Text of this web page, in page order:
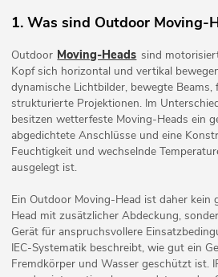
1. Was sind Outdoor Moving-
Outdoor Moving-Heads sind
Kopf sich horizontal und vertikal
dynamische Lichtbilder, bewegte Beams,
strukturierte Projektionen. Im
besitzen wetterfeste Moving-Heads ein
abgedichtete Anschlüsse und eine
Feuchtigkeit und wechselnde
ausgelegt ist.
Ein Outdoor Moving-Head ist daher kein
Head mit zusätzlicher Abdeckung,
Gerät für anspruchsvollere
IEC-Systematik beschreibt, wie gut ein
Fremdkörper und Wasser geschützt ist.